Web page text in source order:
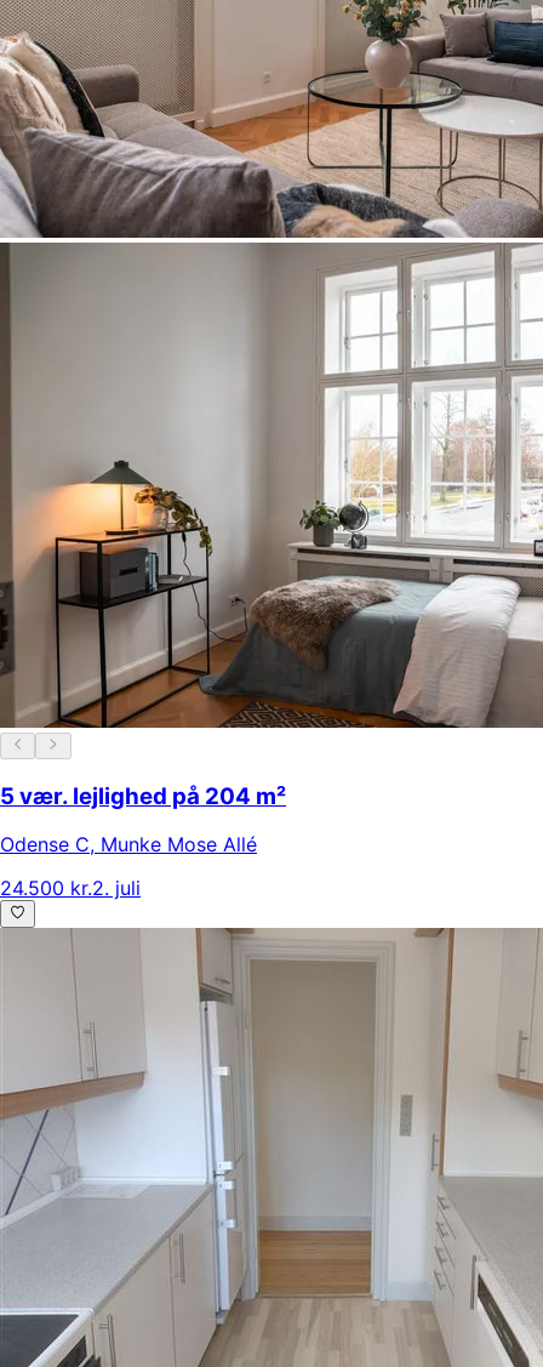
5 vær. lejlighed på 204 m²
Odense C, Munke Mose Allé
24.500 kr.2. juli